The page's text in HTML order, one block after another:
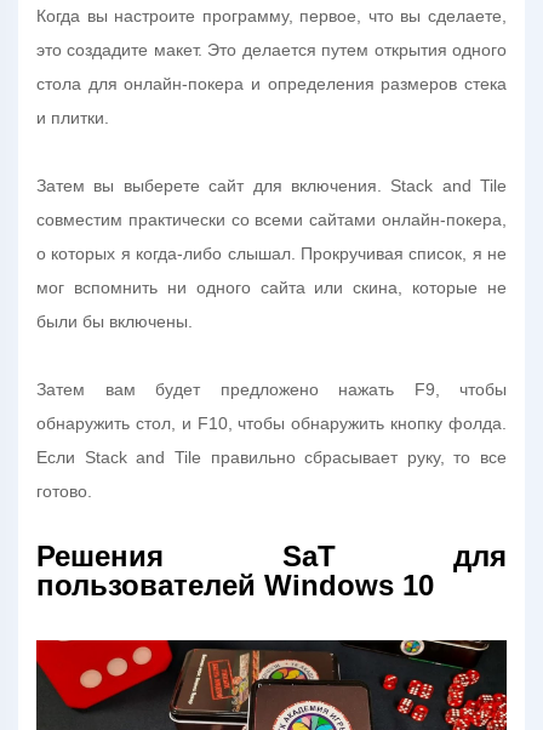
Когда вы настроите программу, первое, что вы сделаете,
это создадите макет. Это делается путем открытия одного
стола для онлайн-покера и определения размеров стека
и плитки.
Затем вы выберете сайт для включения. Stack and Tile
совместим практически со всеми сайтами онлайн-покера,
о которых я когда-либо слышал. Прокручивая список, я не
мог вспомнить ни одного сайта или скина, которые не
были бы включены.
Затем вам будет предложено нажать F9, чтобы
обнаружить стол, и F10, чтобы обнаружить кнопку фолда.
Если Stack and Tile правильно сбрасывает руку, то все
готово.
Решения SaT для
пользователей Windows 10